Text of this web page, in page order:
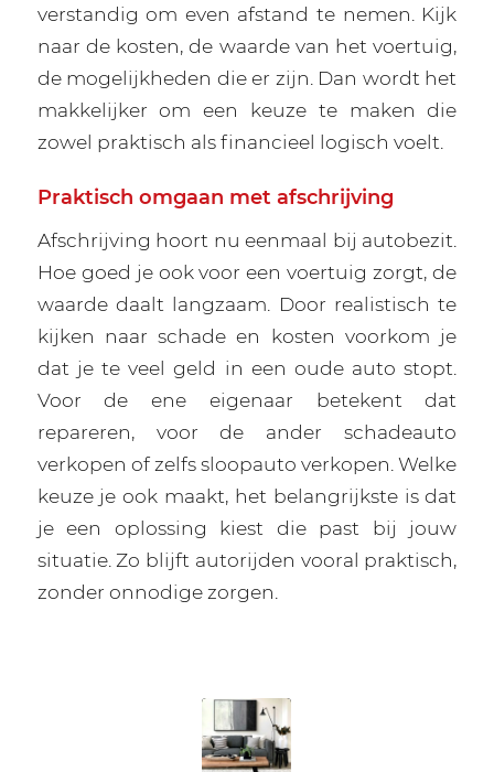
verstandig om even afstand te nemen. Kijk
naar de kosten, de waarde van het voertuig,
de mogelijkheden die er zijn. Dan wordt het
makkelijker om een keuze te maken die
zowel praktisch als financieel logisch voelt.
Praktisch omgaan met afschrijving
Afschrijving hoort nu eenmaal bij autobezit.
Hoe goed je ook voor een voertuig zorgt, de
waarde daalt langzaam. Door realistisch te
kijken naar schade en kosten voorkom je
dat je te veel geld in een oude auto stopt.
Voor de ene eigenaar betekent dat
repareren, voor de ander schadeauto
verkopen of zelfs sloopauto verkopen. Welke
keuze je ook maakt, het belangrijkste is dat
je een oplossing kiest die past bij jouw
situatie. Zo blijft autorijden vooral praktisch,
zonder onnodige zorgen.